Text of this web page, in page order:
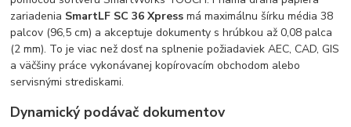
zariadenia SmartLF SC 36 Xpress má maximálnu šírku média 38
palcov (96,5 cm) a akceptuje dokumenty s hrúbkou až 0,08 palca
(2 mm). To je viac než dosť na splnenie požiadaviek AEC, CAD, GIS
a väčšiny práce vykonávanej kopírovacím obchodom alebo
servisnými strediskami.
Dynamický podávač dokumentov